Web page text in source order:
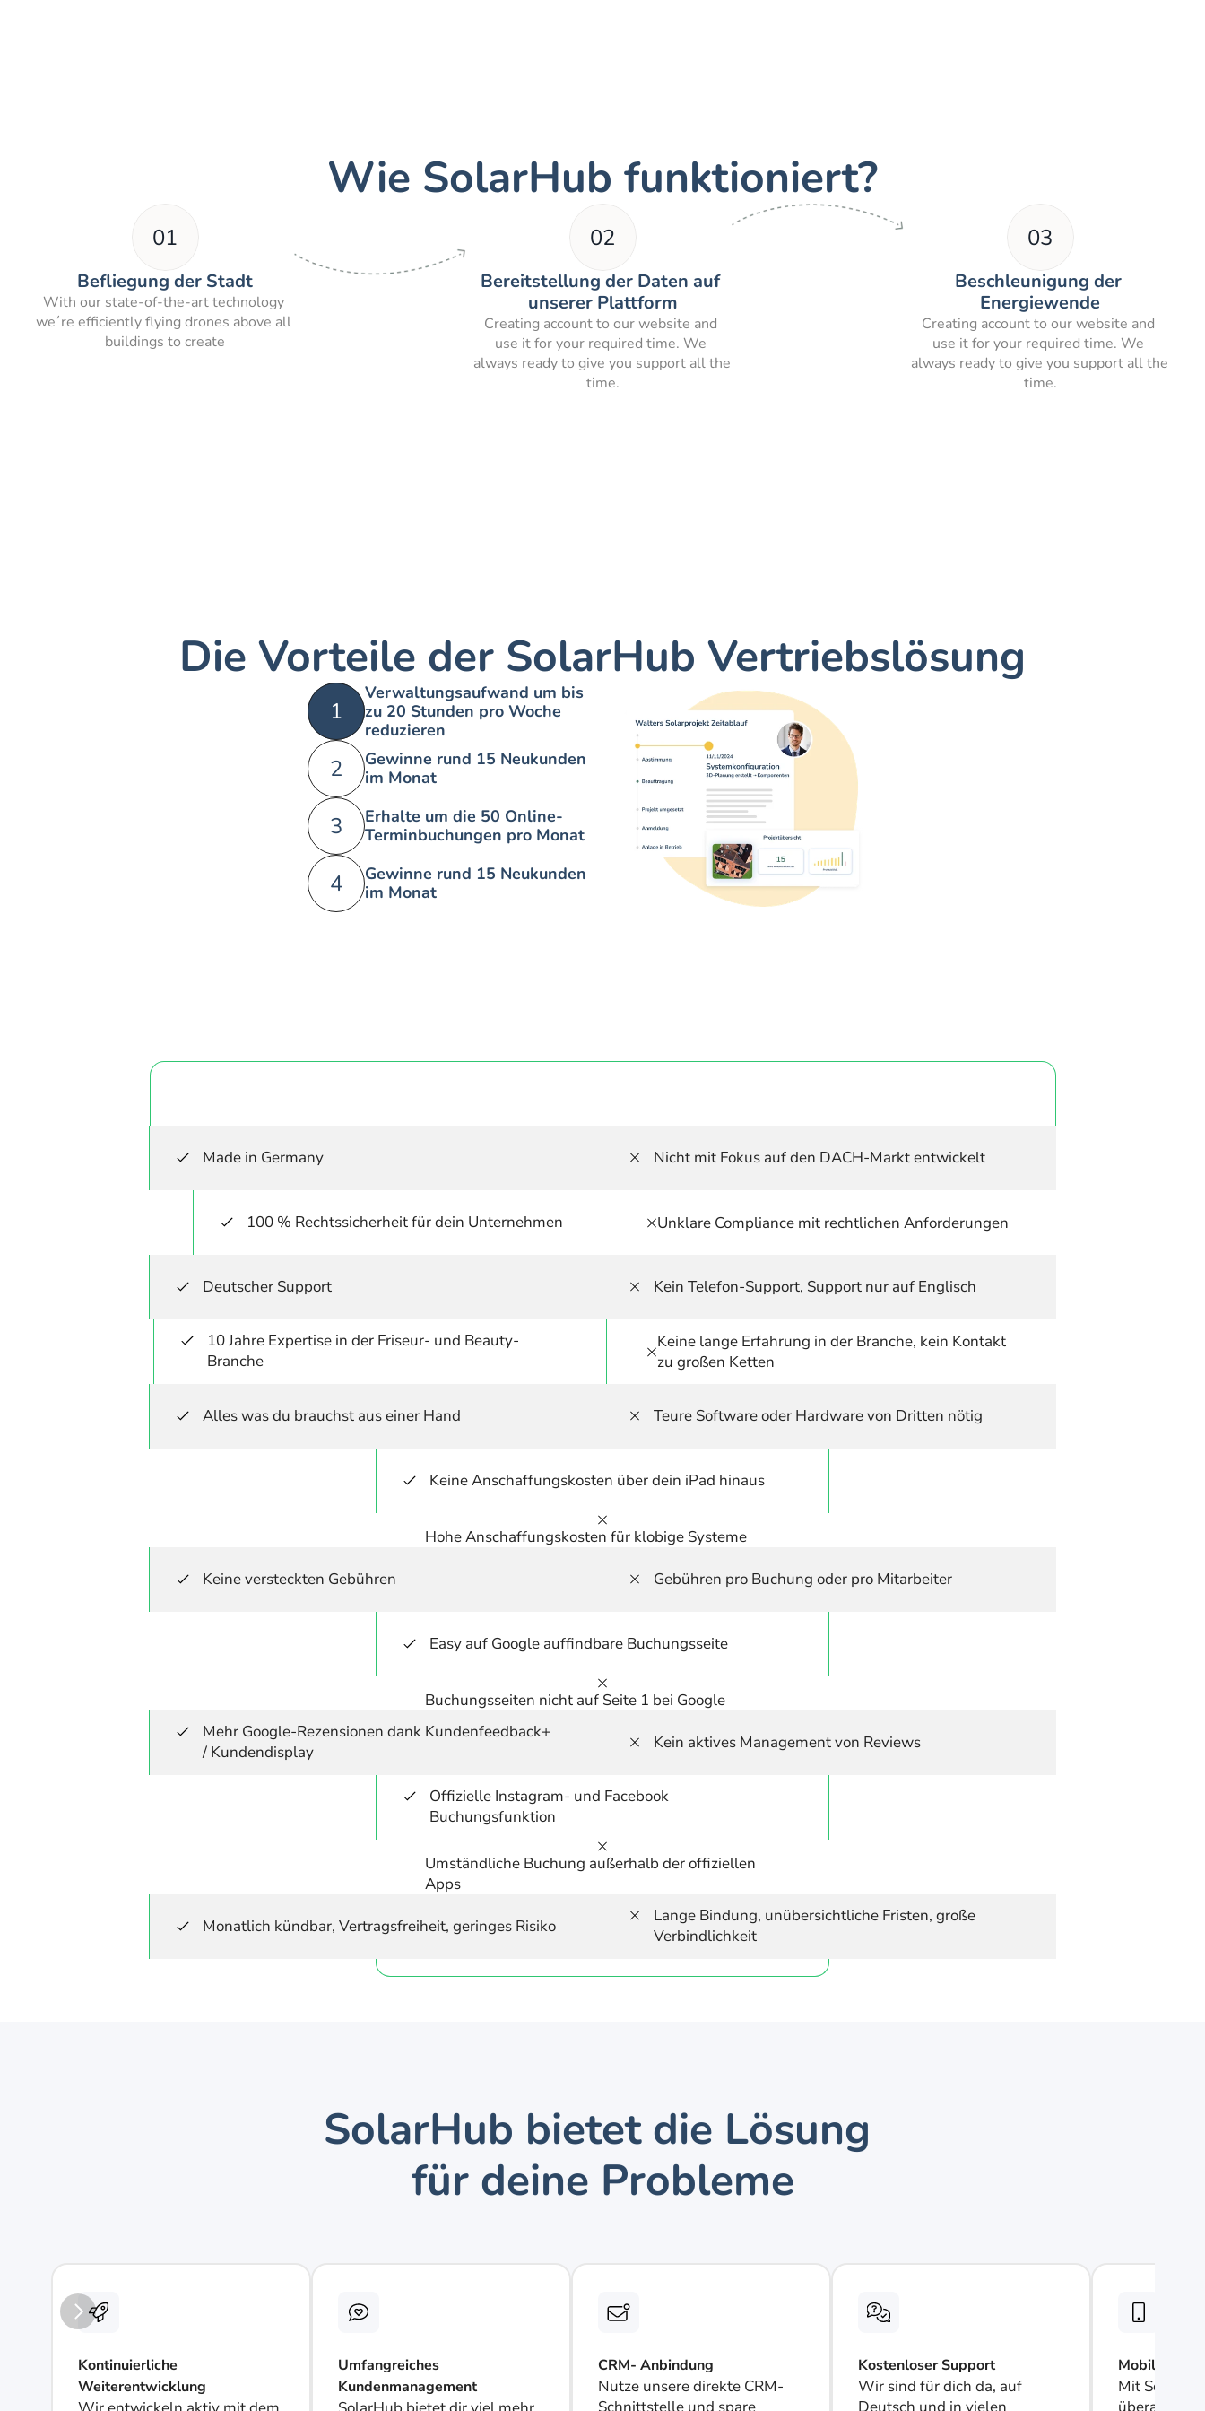
Wie SolarHub funktioniert?
01
Befliegung der Stadt
With our state-of-the-art technology
we´re efficiently flying drones above all
buildings to create
02
Bereitstellung der Daten auf
unserer Plattform
Creating account to our website and
use it for your required time. We
always ready to give you support all the
time.
03
Beschleunigung der
Energiewende
Creating account to our website and
use it for your required time. We
always ready to give you support all the
time.
Die Vorteile der SolarHub Vertriebslösung
1
Verwaltungsaufwand um bis
zu 20 Stunden pro Woche
reduzieren
2
Gewinne rund 15 Neukunden
im Monat
3
Erhalte um die 50 Online-
Terminbuchungen pro Monat
4
Gewinne rund 15 Neukunden
im Monat
Made in Germany Nicht mit Fokus auf den DACH-Markt entwickelt
100 % Rechtssicherheit für dein Unternehmen Unklare Compliance mit rechtlichen Anforderungen
Deutscher Support Kein Telefon-Support, Support nur auf Englisch
10 Jahre Expertise in der Friseur- und Beauty-
Branche
Keine lange Erfahrung in der Branche, kein Kontakt
zu großen Ketten
Alles was du brauchst aus einer Hand Teure Software oder Hardware von Dritten nötig
Keine Anschaffungskosten über dein iPad hinaus
Hohe Anschaffungskosten für klobige Systeme
Keine versteckten Gebühren Gebühren pro Buchung oder pro Mitarbeiter
Easy auf Google auffindbare Buchungsseite
Buchungsseiten nicht auf Seite 1 bei Google
Mehr Google-Rezensionen dank Kundenfeedback+
/ Kundendisplay
Kein aktives Management von Reviews
Offizielle Instagram- und Facebook
Buchungsfunktion
Umständliche Buchung außerhalb der offiziellen
Apps
Monatlich kündbar, Vertragsfreiheit, geringes Risiko
Lange Bindung, unübersichtliche Fristen, große
Verbindlichkeit
SolarHub bietet die Lösung
für deine Probleme
Kontinuierliche
Weiterentwicklung
Umfangreiches
Kundenmanagement
CRM- Anbindung
Nutze unsere direkte CRM-
Kostenloser Support
Wir sind für dich da, auf
Mobile App
Mit